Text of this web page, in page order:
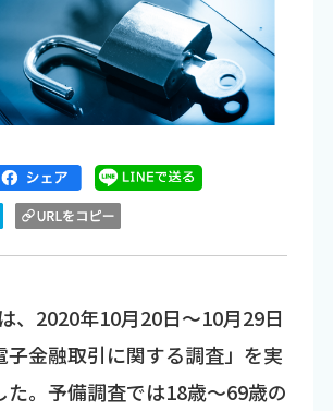
、2020年10月20日～10月29日
子金融取引に関する調査」を実
た。予備調査では18歳～69歳の